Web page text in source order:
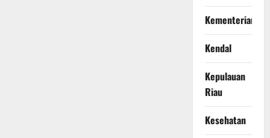
Kementerian
Kendal
Kepulauan
Riau
Kesehatan